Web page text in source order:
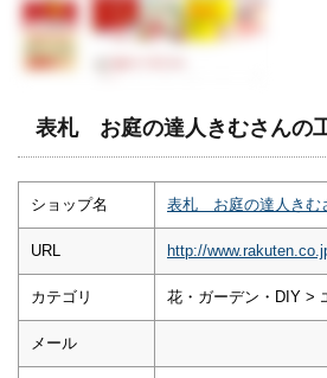
表札 お庭の達人きむさんの
ショップ名 表札 お庭の達人きむ
URL http://
カテゴリ 花・ガーデン・DIY >
メール